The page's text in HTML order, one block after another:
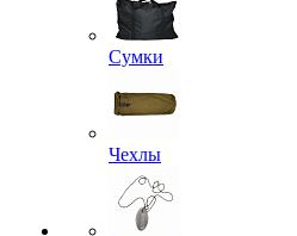
Сумки
Чехлы